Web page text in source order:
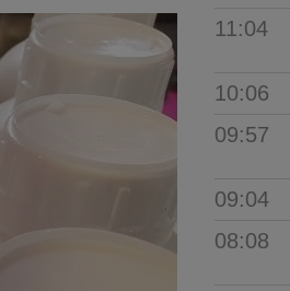
11:04
10:06
09:57
09:04
08:08